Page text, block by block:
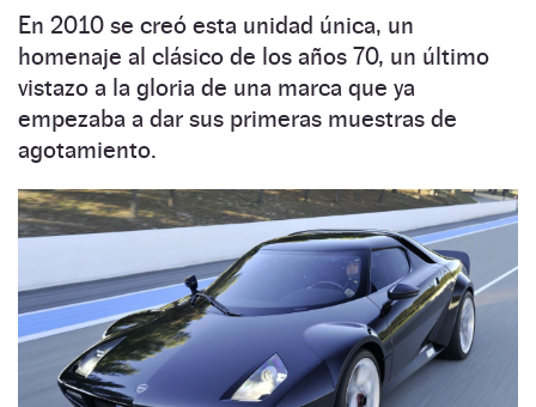
En 2010 se creó esta unidad única, un
homenaje al clásico de los años 70, un último
vistazo a la gloria de una marca que ya
empezaba a dar sus primeras muestras de
agotamiento.